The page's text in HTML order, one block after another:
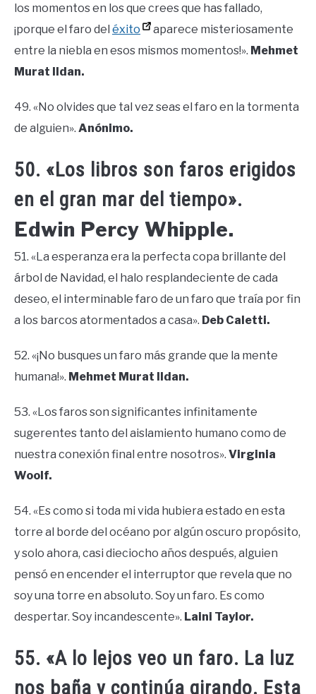
los momentos en los que crees que has fallado,
¡porque el faro del éxito
aparece misteriosamente
entre la niebla en esos mismos momentos!». Mehmet
Murat Ildan.
49. «No olvides que tal vez seas el faro en la tormenta
de alguien». Anónimo.
50. «Los libros son faros erigidos
en el gran mar del tiempo».
Edwin Percy Whipple.
51. «La esperanza era la perfecta copa brillante del
árbol de Navidad, el halo resplandeciente de cada
deseo, el interminable faro de un faro que traía por fin
a los barcos atormentados a casa». Deb Caletti.
52. «¡No busques un faro más grande que la mente
humana!». Mehmet Murat Ildan.
53. «Los faros son significantes infinitamente
sugerentes tanto del aislamiento humano como de
nuestra conexión final entre nosotros». Virginia
Woolf.
54. «Es como si toda mi vida hubiera estado en esta
torre al borde del océano por algún oscuro propósito,
y solo ahora, casi dieciocho años después, alguien
pensó en encender el interruptor que revela que no
soy una torre en absoluto. Soy un faro. Es como
despertar. Soy incandescente». Laini Taylor.
55. «A lo lejos veo un faro. La luz
nos baña y continúa girando. Esta